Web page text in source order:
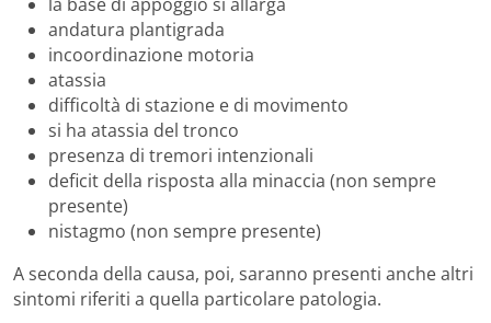
andatura plantigrada
incoordinazione motoria
atassia
difficoltà di stazione e di movimento
si ha atassia del tronco
presenza di tremori intenzionali
deficit della risposta alla minaccia (non sempre
presente)
nistagmo (non sempre presente)
A seconda della causa, poi, saranno presenti anche altri
sintomi riferiti a quella particolare patologia.